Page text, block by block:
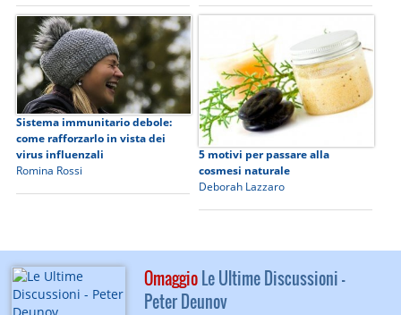
Sistema immunitario debole:
come rafforzarlo in vista dei
virus influenzali
Romina Rossi
5 motivi per passare alla
cosmesi naturale
Deborah Lazzaro
OmaggioLe Ultime Discussioni -
Peter Deunov